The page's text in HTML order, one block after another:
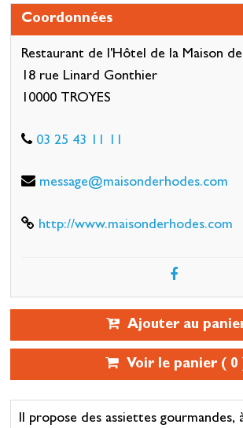
Coordonnées
Restaurant de l'Hôtel de la Maison
18 rue Linard Gonthier
10000 TROYES
03 25 43 11 11
message@maisonderhodes.com
http://www.maisonderhodes.com
Ajouter au
Voir le panier ( 0
Il propose des assiettes gourmandes,